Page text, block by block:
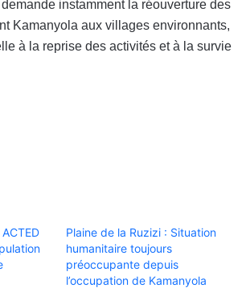
instamment la réouverture des
Kamanyola aux villages environnants,
à la reprise des activités et à la survie
Plaine de la Ruzizi : Situation
humanitaire toujours
préoccupante depuis
l’occupation de Kamanyola